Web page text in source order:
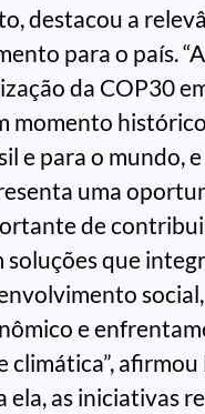
destacou a
para o país. “A
da COP30
momento
e para o mundo, e
uma
de
soluções que
social,
e
climática”,
ela, as iniciativas